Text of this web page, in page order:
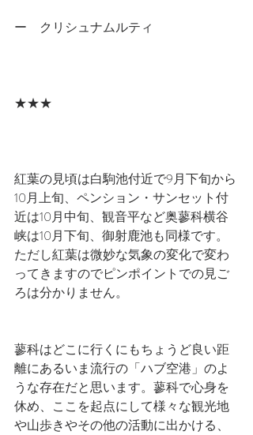
ー　クリシュナムルティ
★★★
紅葉の見頃は白駒池付近で9月下旬から
10月上旬、ペンション・サンセット付
近は10月中旬、観音平など奥蓼科横谷
峡は10月下旬、御射鹿池も同様です。
ただし紅葉は微妙な気象の変化で変わ
ってきますのでピンポイントでの見ご
ろは分かりません。
蓼科はどこに行くにもちょうど良い距
離にあるいま流行の「ハブ空港」のよ
うな存在だと思います。蓼科で心身を
休め、ここを起点にして様々な観光地
や山歩きやその他の活動に出かける、